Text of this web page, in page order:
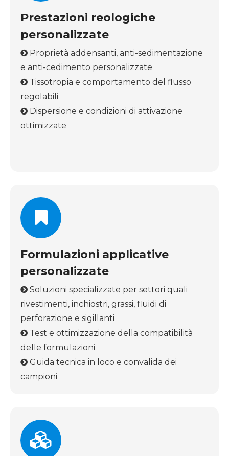
Prestazioni reologiche
personalizzate
 Proprietà addensanti, anti-sedimentazione
e anti-cedimento personalizzate
 Tissotropia e comportamento del flusso
regolabili
 Dispersione e condizioni di attivazione
ottimizzate
Formulazioni applicative
personalizzate
 Soluzioni specializzate per settori quali
rivestimenti, inchiostri, grassi, fluidi di
perforazione e sigillanti
 Test e ottimizzazione della compatibilità
delle formulazioni
 Guida tecnica in loco e convalida dei
campioni